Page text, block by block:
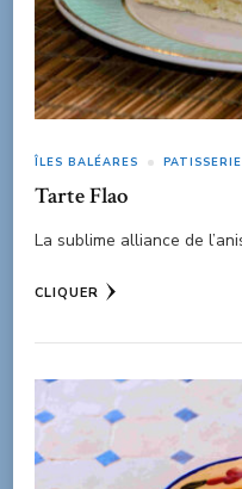
ÎLES BALÉARES
Tarte Flao
La sublime alliance de
CLIQUER